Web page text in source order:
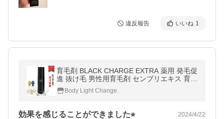
違反報告 いいね 1
育毛剤 BLACK CHARGE EXTRA 薬用 発毛促
進 抜け毛 男性用育毛剤 センブリエキス 育毛
トニック 送料無料 REQST DIO［医薬部外
品］Body Light Change.
効果を感じることができました⭐︎ 2024/4/22